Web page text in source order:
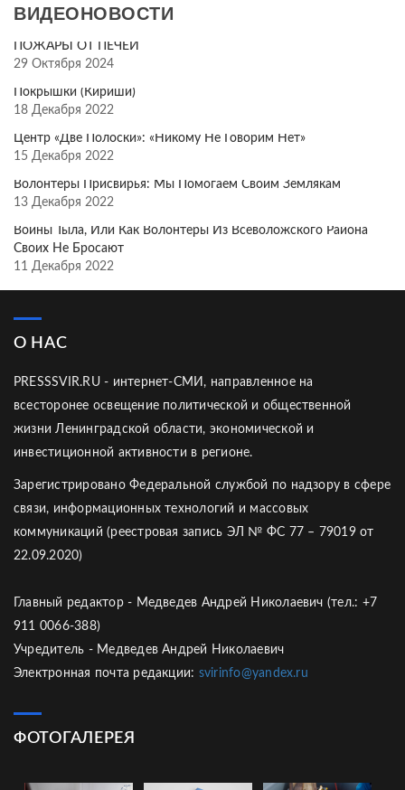
ВИДЕОНОВОСТИ
ПОЖАРЫ ОТ ПЕЧЕЙ
29 Октября 2024
Покрышки (Кириши)
18 Декабря 2022
Центр «Две Полоски»: «Никому Не Говорим Нет»
15 Декабря 2022
Волонтёры Присвирья: Мы Помогаем Своим Землякам
13 Декабря 2022
Воины Тыла, Или Как Волонтёры Из Всеволожского Района
Своих Не Бросают
11 Декабря 2022
О НАС
PRESSSVIR.RU - интернет-СМИ, направленное на
всесторонее освещение политической и общественной
жизни Ленинградской области, экономической и
инвестиционной активности в регионе.
Зарегистрировано Федеральной службой по надзору в сфере
связи, информационных технологий и массовых
коммуникаций (реестровая запись ЭЛ № ФС 77 – 79019 от
22.09.2020)
Главный редактор - Медведев Андрей Николаевич (тел.: +7
911 0066-388)
Учредитель - Медведев Андрей Николаевич
Электронная почта редакции: svirinfo@yandex.ru
ФОТОГАЛЕРЕЯ